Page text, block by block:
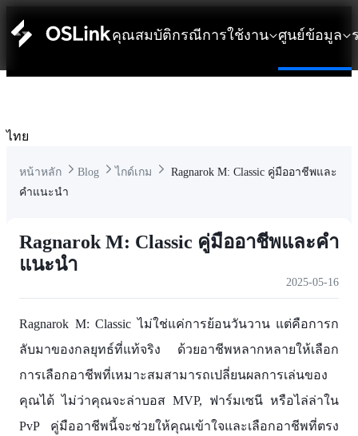
คุณสมบัติกรณีการใช้งาน ศูนย์ข้อมูล
ไทย
หน้าหลัก Blog ไกด์เกม
Ragnarok M: Classic คู่มืออาชีพและ
คำแนะนำ
Ragnarok M: Classic คู่มืออาชีพและคำ
แนะนำ
2025-05-16
Ragnarok M: Classic ไม่ใช่แค่การย้อนวันวาน แต่คือการก
ลับมาของกลยุทธ์ที่แท้จริง ด้วยอาชีพหลากหลายให้เลือก
การเลือกอาชีพที่เหมาะสมสามารถเปลี่ยนผลการเล่นของ
คุณได้ ไม่ว่าคุณจะล่าบอส MVP, ฟาร์มเซนี หรือไล่ล่าใน
PvP คู่มืออาชีพนี้จะช่วยให้คุณเข้าใจและเลือกอาชีพที่ตรง